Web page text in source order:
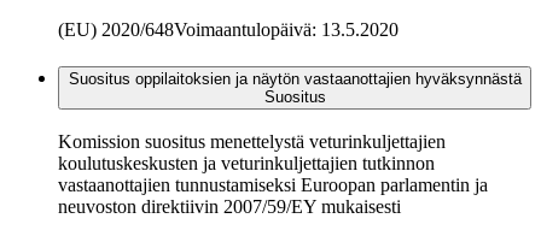
(EU) 2020/648Voimaantulopäivä: 13.5.2020
Suositus oppilaitoksien ja näytön vastaanottajien hyväksynnästä
Suositus
Komission suositus menettelystä veturinkuljettajien
koulutuskeskusten ja veturinkuljettajien tutkinnon
vastaanottajien tunnustamiseksi Euroopan parlamentin ja
neuvoston direktiivin 2007/59/EY mukaisesti